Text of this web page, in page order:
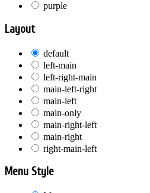
purple
Layout
default
left-main
left-right-main
main-left-right
main-left
main-only
main-right-left
main-right
right-main-left
Menu Style